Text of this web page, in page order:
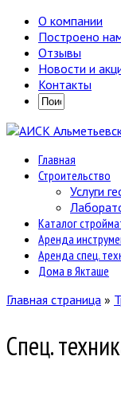
О компании
Построено
Отзывы
Новости и
Контакты
Главная
Строительство
Услуги
Каталог
Аренда
Аренда спец.
Дома в Якташе
Главная страница »
Спец.